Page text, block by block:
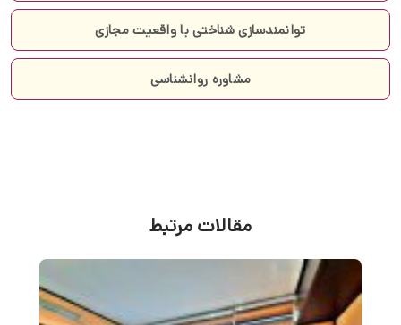
توانمندسازی شناختی با واقعیت مجازی
مشاوره روانشناسی
مقالات مرتبط